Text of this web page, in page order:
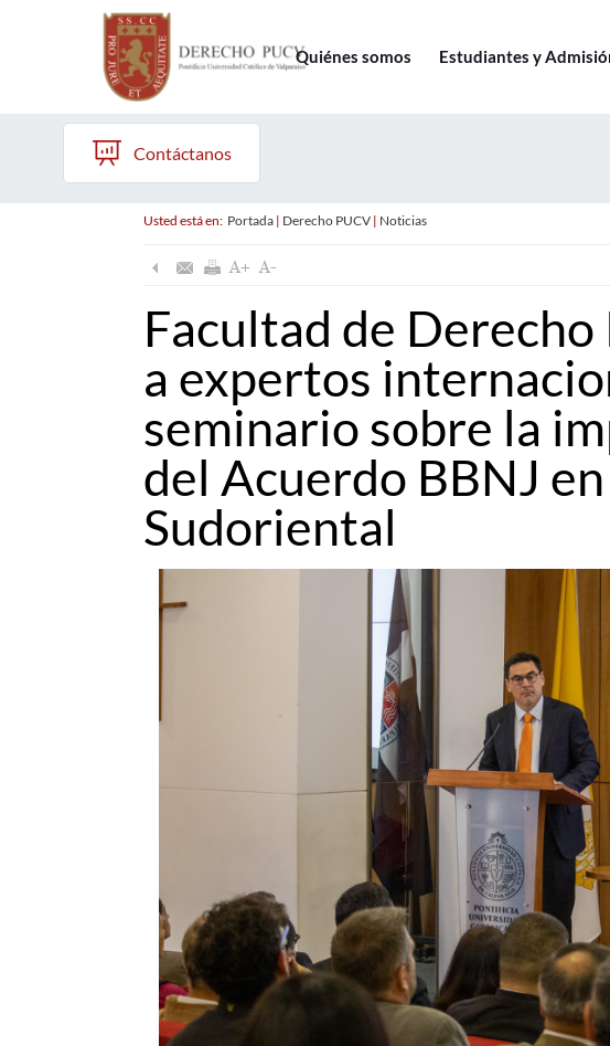
Quiénes somos Estudiantes y
Contáctanos
Usted está en: Portada| Derecho PUCV| Noticias
Facultad de
a expertos
seminario sobre la
del Acuerdo BBNJ
Sudoriental